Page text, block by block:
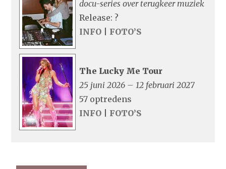
docu-series over terugkeer muziek
Release: ?
INFO
FOTO’S
The Lucky Me Tour
25 juni 2026 – 12 februari 2027
57 optredens
INFO
FOTO’S